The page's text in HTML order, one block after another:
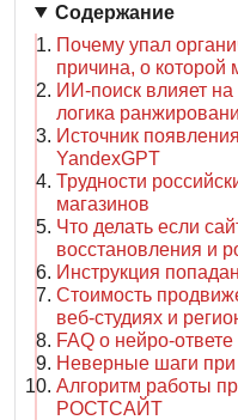
Содержание
Почему упал
причина, о которой
ИИ-поиск влияет
логика
Источник
YandexGPT
Трудности
магазинов
Что делать если
восстановления и
Инструкция
Стоимость
веб-студиях и
FAQ о нейро-
Неверные шаги при
Алгоритм работы
РОСТСАЙТ